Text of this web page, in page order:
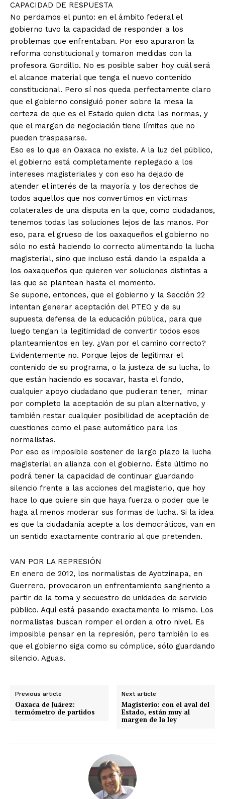
+ Todas las formas de lucha, potencialmente enlazadas
CAPACIDAD DE RESPUESTA
No perdamos el punto: en el ámbito federal el
gobierno tuvo la capacidad de responder a los
problemas que enfrentaban. Por eso apuraron la
reforma constitucional y tomaron medidas con la
profesora Gordillo. No es posible saber hoy cuál será
el alcance material que tenga el nuevo contenido
constitucional. Pero sí nos queda perfectamente claro
que el gobierno consiguió poner sobre la mesa la
certeza de que es el Estado quien dicta las normas, y
que el margen de negociación tiene límites que no
pueden traspasarse.
Eso es lo que en Oaxaca no existe. A la luz del público,
el gobierno está completamente replegado a los
intereses magisteriales y con eso ha dejado de
atender el interés de la mayoría y los derechos de
todos aquellos que nos convertimos en víctimas
colaterales de una disputa en la que, como ciudadanos,
tenemos todas las soluciones lejos de las manos. Por
eso, para el grueso de los oaxaqueños el gobierno no
sólo no está haciendo lo correcto alimentando la lucha
magisterial, sino que incluso está dando la espalda a
los oaxaqueños que quieren ver soluciones distintas a
las que se plantean hasta el momento.
Se supone, entonces, que el gobierno y la Sección 22
intentan generar aceptación del PTEO y de su
supuesta defensa de la educación pública, para que
luego tengan la legitimidad de convertir todos esos
planteamientos en ley. ¿Van por el camino correcto?
Evidentemente no. Porque lejos de legitimar el
contenido de su programa, o la justeza de su lucha, lo
que están haciendo es socavar, hasta el fondo,
cualquier apoyo ciudadano que pudieran tener, minar
por completo la aceptación de su plan alternativo, y
también restar cualquier posibilidad de aceptación de
cuestiones como el pase automático para los
normalistas.
Por eso es imposible sostener de largo plazo la lucha
magisterial en alianza con el gobierno. Éste último no
podrá tener la capacidad de continuar guardando
silencio frente a las acciones del magisterio, que hoy
hace lo que quiere sin que haya fuerza o poder que le
haga al menos moderar sus formas de lucha. Si la idea
es que la ciudadanía acepte a los democráticos, van en
un sentido exactamente contrario al que pretenden.
VAN POR LA REPRESIÓN
En enero de 2012, los normalistas de Ayotzinapa, en
Guerrero, provocaron un enfrentamiento sangriento a
partir de la toma y secuestro de unidades de servicio
público. Aquí está pasando exactamente lo mismo. Los
normalistas buscan romper el orden a otro nivel. Es
imposible pensar en la represión, pero también lo es
que el gobierno siga como su cómplice, sólo guardando
silencio. Aguas.
Previous article
Oaxaca de Juárez:
termómetro de partidos
Next article
Magisterio: con el aval del
Estado, están muy al
margen de la ley